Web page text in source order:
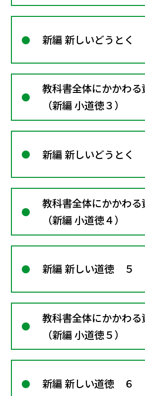
新編 新しいどうとく
教科書全体にかかわる
（新編 小道徳３）
新編 新しいどうとく
教科書全体にかかわる
（新編 小道徳４）
新編 新しい道徳 ５
教科書全体にかかわる
（新編 小道徳５）
新編 新しい道徳 ６